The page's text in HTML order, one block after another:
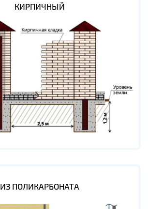
КИРПИЧНЫЙ
ИЗ ПОЛИКАРБОНАТА